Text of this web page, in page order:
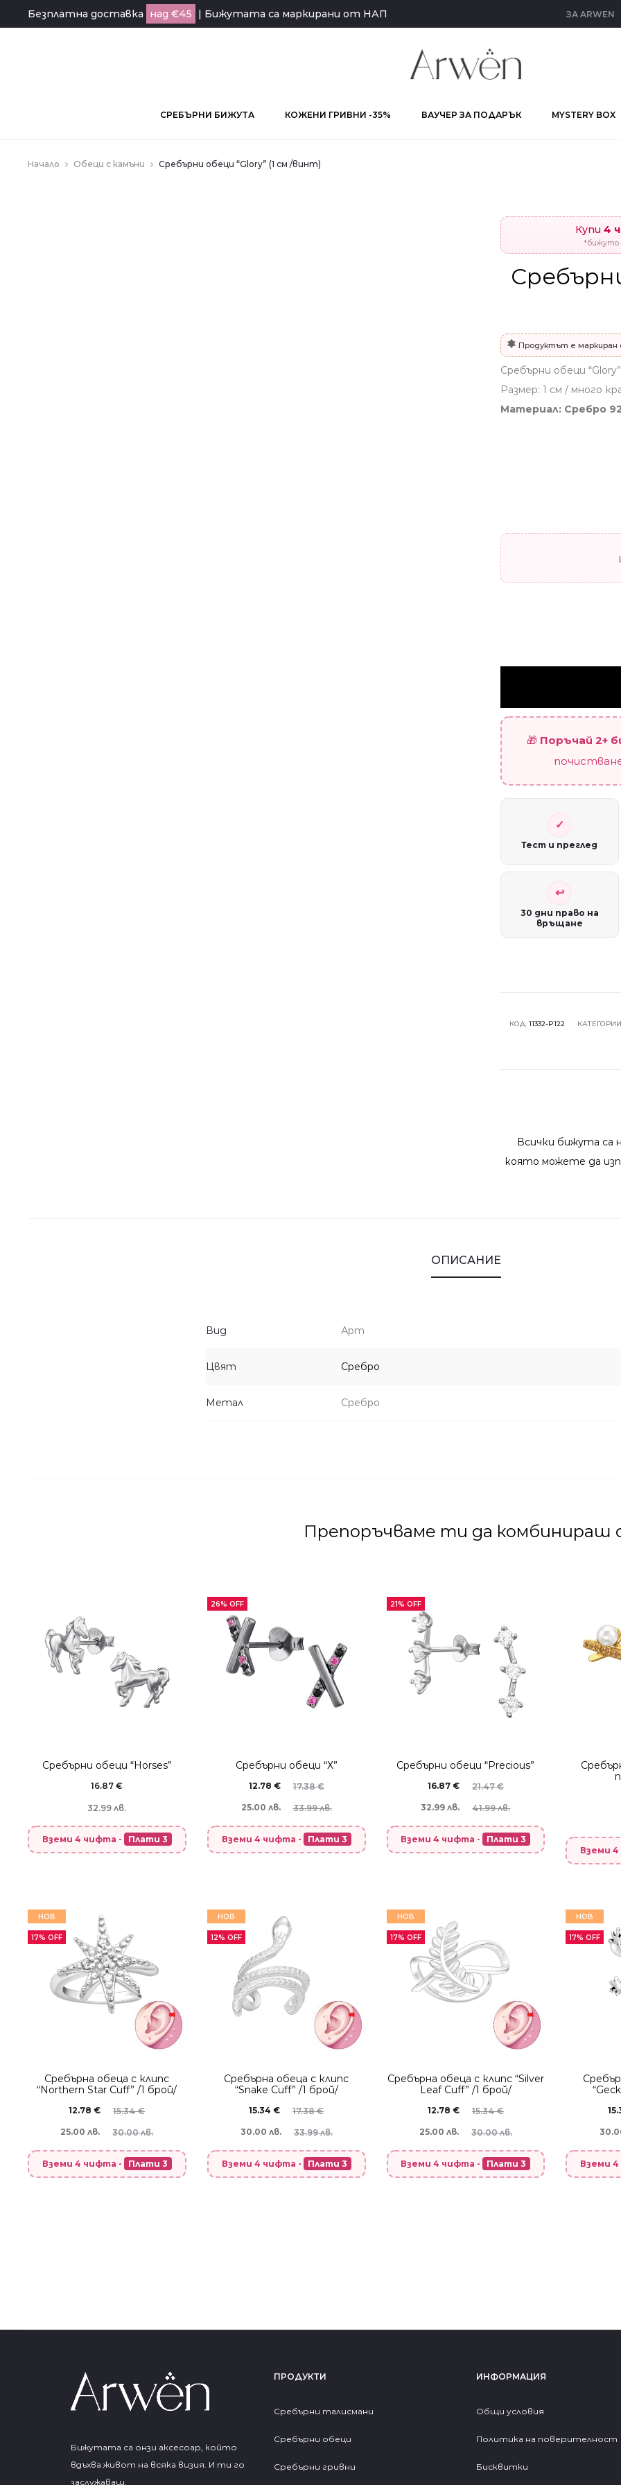
Безплатна доставка над €45 | Бижутата са маркирани от НАП ЗА ARWEN
СРЕБЪРНИ БИЖУТА КОЖЕНИ ГРИВНИ -35% ВАУЧЕР ЗА ПОДАРЪК MYSTERY BOX
Начало Обеци с камъни Сребърни обеци “Glory” (1 см /винт)
Купи 4
*бижуто
Продуктът е
Сребърни обеци
Размер: 1 см / много
Материал: Сребро
🎁 Поръчай 2+
Тест и преглед
30 дни право на
връщане
КОД: 11332-P122
Всички бижута са
която можете да
ОПИСАНИЕ
Вид Арт
Цвят Сребро
Метал Сребро
Препоръчваме ти да комбинираш
Сребърни обеци “Horses”
16.87€
32.99 лв.
Вземи 4 чифта - Плати 3
26% OFF
Сребърни обеци “Х”
17.38€
12.78 €
33.99 лв.
25.00 лв.
Вземи 4 чифта - Плати 3
21% OFF
Сребърни обеци “Precious”
21.47€
16.87 €
41.99 лв.
32.99 лв.
Вземи 4 чифта - Плати 3
Вземи
НОВ
17% OFF
Сребърнa oбеца с клипс
“Northern Star Cuff” /1 брой/
15.34€
12.78€
30.00 лв.
25.00 лв.
Вземи 4 чифта - Плати 3
НОВ
12% OFF
Сребърнa oбеца с клипс
“Snake Cuff” /1 брой/
17.38€
15.34€
33.99 лв.
30.00 лв.
Вземи 4 чифта - Плати 3
НОВ
17% OFF
Сребърнa oбеца с клипс “Silver
Leaf Cuff” /1 брой/
15.34€
12.78 €
30.00 лв.
25.00 лв.
Вземи 4 чифта - Плати 3
НОВ
17% OFF
Вземи
Бижутата са онзи аксесоар, който
вдъхва живот на всяка визия. И ти го
заслужаваш.
ПРОДУКТИ
Сребърни талисмани
Сребърни обеци
Сребърни гривни
ИНФОРМАЦИЯ
Общи условия
Политика на поверителност
Бисквитки